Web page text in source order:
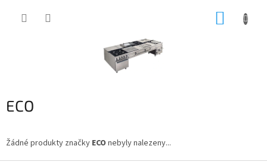
ECO
Žádné produkty značky ECO nebyly nalezeny...